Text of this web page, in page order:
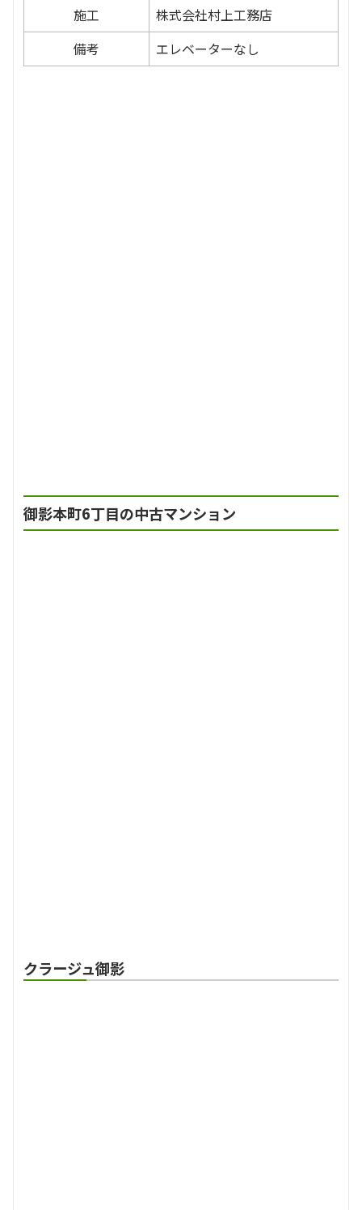
施工
株式会社村上工務店
備考
エレベーターなし
御影本町6丁目の中古マンション
クラージュ御影